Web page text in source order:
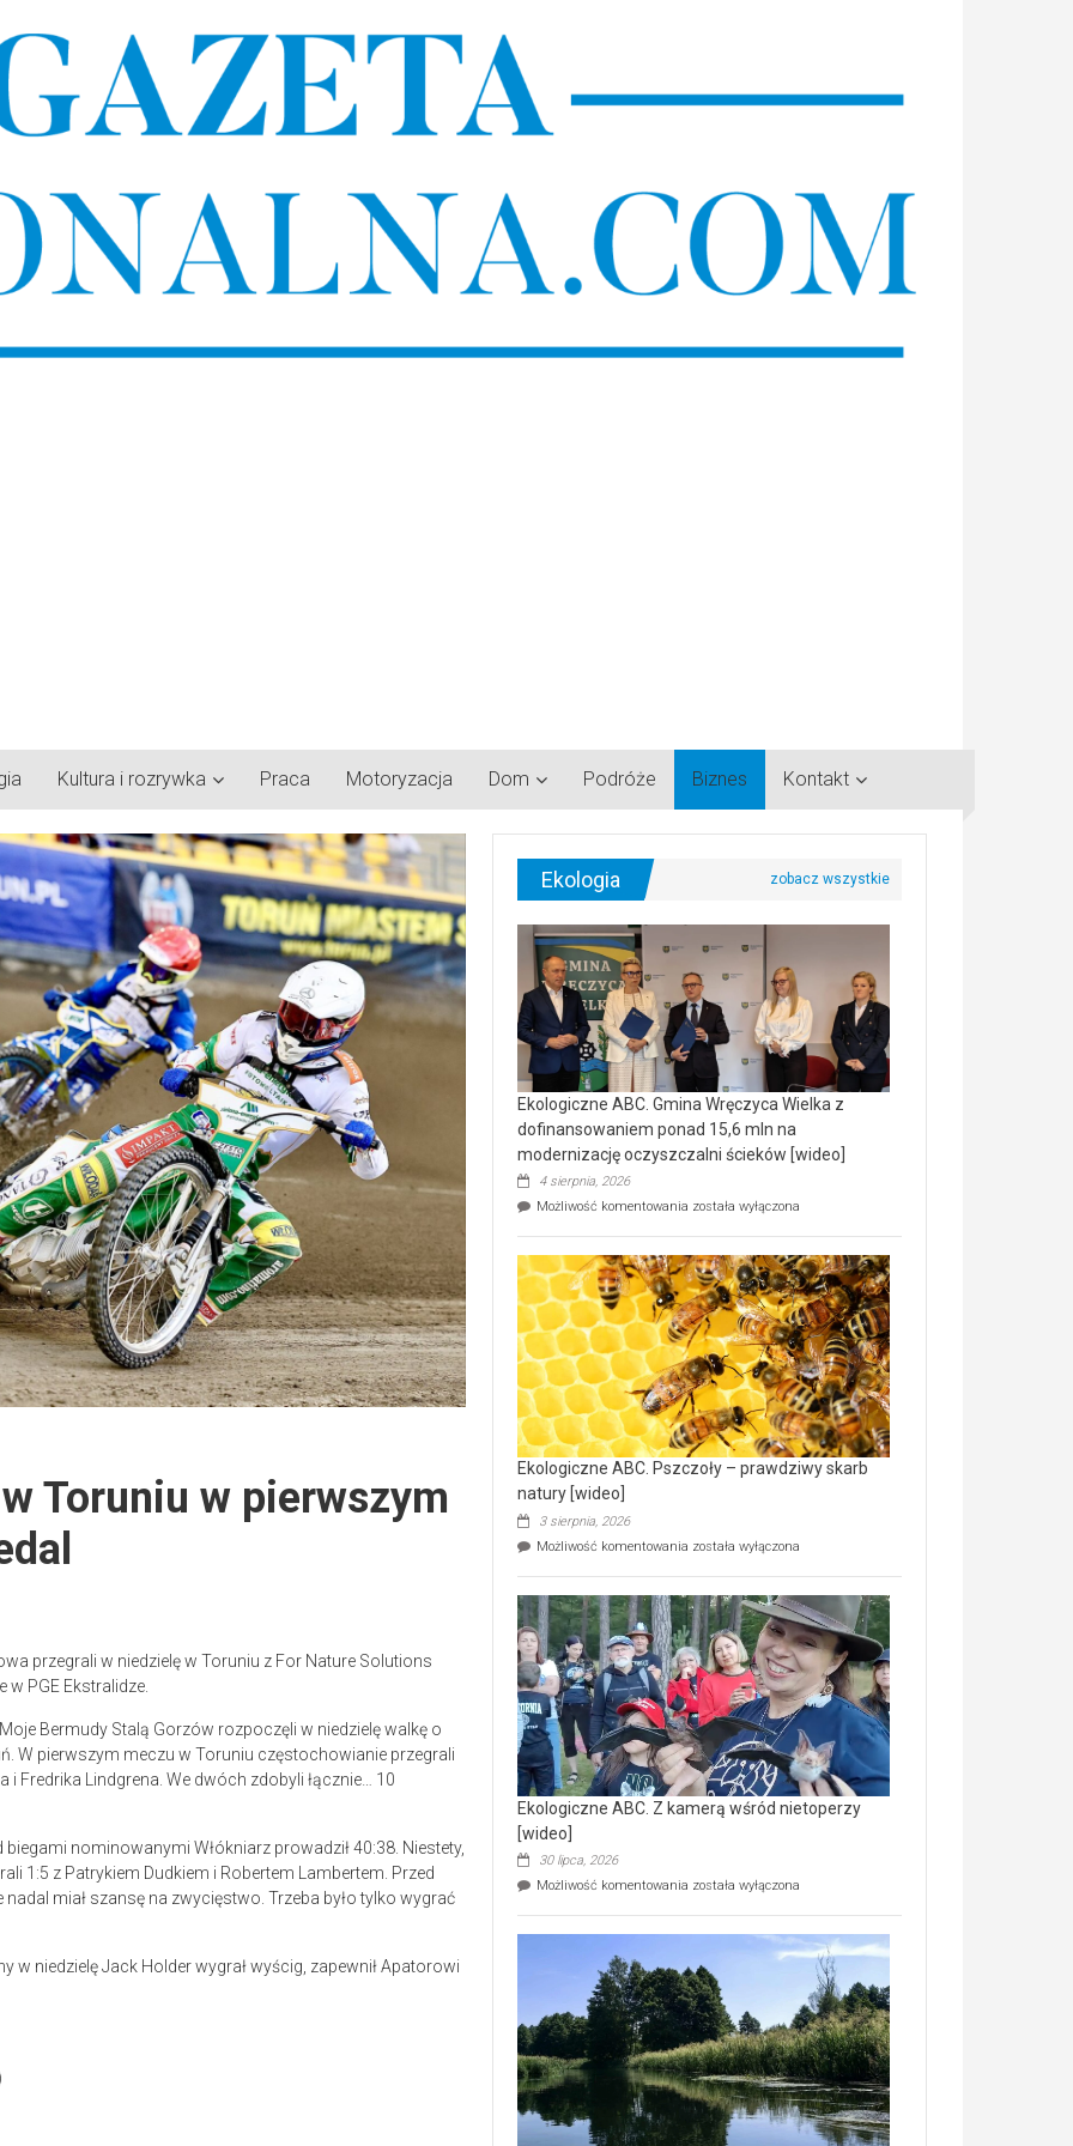
Kultura i rozrywka Praca Motoryzacja Dom Podróże Biznes Kontakt
Toruniu w pierwszym
przegrali w niedzielę w Toruniu z For Nature Solutions
PGE Ekstralidze.
Bermudy Stalą Gorzów rozpoczęli w niedzielę walkę o
W pierwszym meczu w Toruniu częstochowianie przegrali
Fredrika Lindgrena. We dwóch zdobyli łącznie… 10
nominowanymi Włókniarz prowadził 40:38. Niestety,
1:5 z Patrykiem Dudkiem i Robertem Lambertem. Przed
miał szansę na zwycięstwo. Trzeba było tylko wygrać
w niedzielę Jack Holder wygrał wyścig, zapewnił Apatorowi
Ekologia
Ekologiczne ABC. Gmina Wręczyca Wielka z
dofinansowaniem ponad 15,6 mln na
modernizację oczyszczalni ścieków [wideo]
4 sierpnia, 2026
Możliwość komentowania Ekologiczne
Wręczyca
Wielka
z
dofinansowaniem
ponad
15,6
mln
na
modernizację
oczyszczalni
ścieków
[wideo]
została wyłączona
Ekologiczne ABC. Pszczoły – prawdziwy skarb
natury [wideo]
3 sierpnia, 2026
Możliwość komentowania Ekologiczne
–
prawdziwy
skarb
natury
[wideo]
została wyłączona
Ekologiczne ABC. Z kamerą wśród nietoperzy
[wideo]
30 lipca, 2026
Możliwość komentowania Ekologiczne
wśród
nietoperzy
[wideo]
została wyłączona